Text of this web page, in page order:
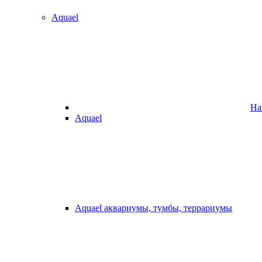
Aquael
Aquael
Aquael аквариумы, тумбы, террариумы